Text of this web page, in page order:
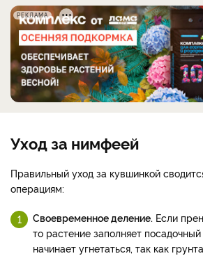
РЕКЛАМА
Уход за нимфеей
Правильный уход за кувшинкой
операциям:
Своевременное деление. Если
то растение заполняет
начинает угнетаться, так как